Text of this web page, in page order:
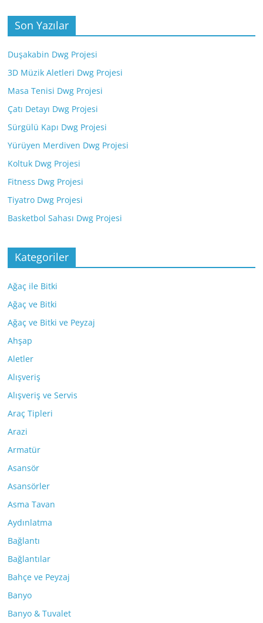
Son Yazılar
Duşakabin Dwg Projesi
3D Müzik Aletleri Dwg Projesi
Masa Tenisi Dwg Projesi
Çatı Detayı Dwg Projesi
Sürgülü Kapı Dwg Projesi
Yürüyen Merdiven Dwg Projesi
Koltuk Dwg Projesi
Fitness Dwg Projesi
Tiyatro Dwg Projesi
Basketbol Sahası Dwg Projesi
Kategoriler
Ağaç ile Bitki
Ağaç ve Bitki
Ağaç ve Bitki ve Peyzaj
Ahşap
Aletler
Alışveriş
Alışveriş ve Servis
Araç Tipleri
Arazi
Armatür
Asansör
Asansörler
Asma Tavan
Aydınlatma
Bağlantı
Bağlantılar
Bahçe ve Peyzaj
Banyo
Banyo & Tuvalet